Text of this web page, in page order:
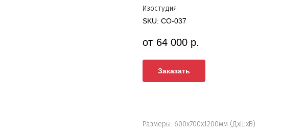
Изостудия
SKU: СО-037
64 000 р.
Заказать
Размеры: 600х700х1200мм (ДхШхВ)